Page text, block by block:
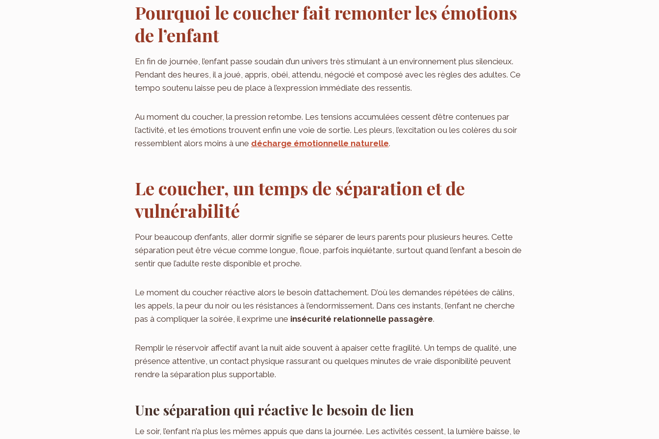
Pourquoi le coucher fait remonter les émotions
de l’enfant
En fin de journée, l’enfant passe soudain d’un univers très stimulant à un environnement plus silencieux.
Pendant des heures, il a joué, appris, obéi, attendu, négocié et composé avec les règles des adultes. Ce
tempo soutenu laisse peu de place à l’expression immédiate des ressentis.
Au moment du coucher, la pression retombe. Les tensions accumulées cessent d’être contenues par
l’activité, et les émotions trouvent enfin une voie de sortie. Les pleurs, l’excitation ou les colères du soir
ressemblent alors moins à une décharge émotionnelle naturelle.
Le coucher, un temps de séparation et de
vulnérabilité
Pour beaucoup d’enfants, aller dormir signifie se séparer de leurs parents pour plusieurs heures. Cette
séparation peut être vécue comme longue, floue, parfois inquiétante, surtout quand l’enfant a besoin de
sentir que l’adulte reste disponible et proche.
Le moment du coucher réactive alors le besoin d’attachement. D’où les demandes répétées de câlins,
les appels, la peur du noir ou les résistances à l’endormissement. Dans ces instants, l’enfant ne cherche
pas à compliquer la soirée, il exprime une insécurité relationnelle passagère.
Remplir le réservoir affectif avant la nuit aide souvent à apaiser cette fragilité. Un temps de qualité, une
présence attentive, un contact physique rassurant ou quelques minutes de vraie disponibilité peuvent
rendre la séparation plus supportable.
Une séparation qui réactive le besoin de lien
Le soir, l’enfant n’a plus les mêmes appuis que dans la journée. Les activités cessent, la lumière baisse, le